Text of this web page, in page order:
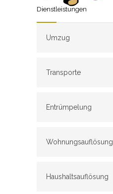
Dienstleistungen
Umzug
Transporte
Entrümpelung
Wohnungsauflösung
Haushaltsauflösung